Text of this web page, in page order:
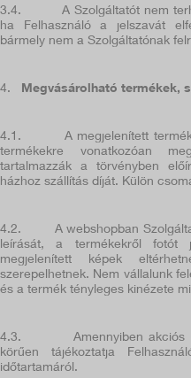
3.4.
A Szolgáltatót nem
ha Felhasználó a jelszavát
bármely nem a Szolgáltatónak
4. Megvásárolható termékek,
4.1.
A megjelenített
termékekre vonatkozóan
tartalmazzák a törvényben
házhoz szállítás díját. Külön
4.2.
A webshopban
leírását, a termékekről fotót
megjelenített képek
szerepelhetnek. Nem vállalunk
és a termék tényleges kinézete
4.3.
Amennyiben
körűen tájékoztatja
időtartamáról.